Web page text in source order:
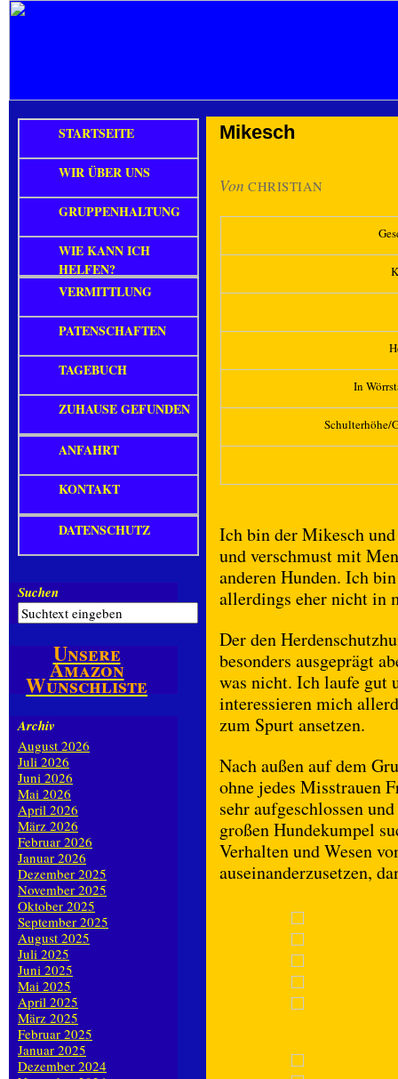
Mikesch
Von CHRISTIAN
In
Schulterhöhe/
Ich bin der Mikesch
und verschmust mit
anderen Hunden. Ich
allerdings eher nicht in
Der den
besonders ausgeprägt
was nicht. Ich laufe gut
interessieren mich
zum Spurt ansetzen.
Nach außen auf dem
ohne jedes Misstrauen
sehr aufgeschlossen
großen Hundekumpel
Verhalten und Wesen
auseinanderzusetzen,
STARTSEITE
WIR ÜBER UNS
GRUPPENHALTUNG
WIE KANN ICH
HELFEN?
VERMITTLUNG
PATENSCHAFTEN
TAGEBUCH
ZUHAUSE GEFUNDEN
ANFAHRT
KONTAKT
DATENSCHUTZ
Suchen
Unsere
Amazon
Wunschliste
Archiv
August 2026
Juli 2026
Juni 2026
Mai 2026
April 2026
März 2026
Februar 2026
Januar 2026
Dezember 2025
November 2025
Oktober 2025
September 2025
August 2025
Juli 2025
Juni 2025
Mai 2025
April 2025
März 2025
Februar 2025
Januar 2025
Dezember 2024